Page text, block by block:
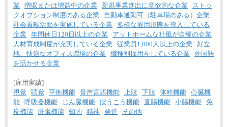
業 増収または増益中の企業 新規事業進出に意欲的な企業
ストッ
クオプション制度のある企業
自動車通勤可（駐車場のある）企業
社会貢献活動を実施している企業
多様な雇用形態を導入している
企業 年間休日120日以上の企業
アットホームな社風が自慢の企業
人材育成制度が充実している企業 従業員1,000人以上の企業 好立
地、快適なオフィス環境の企業 職種別採用をしている企業 外国語
を活かせる企業
[雇用実績]
視覚
聴覚 平衡機能 音声言語機能 上肢 下肢 体幹機能 心臓機
能 呼吸器機能 じん臓機能 ぼうこう機能 直腸機能 小腸機能 免
疫機能
肝臓機能 知的 精神 発達 その他